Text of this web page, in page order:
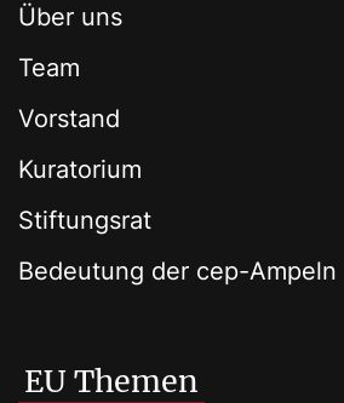
Über uns
Team
Vorstand
Kuratorium
Stiftungsrat
Bedeutung der cep-Ampeln
EU Themen